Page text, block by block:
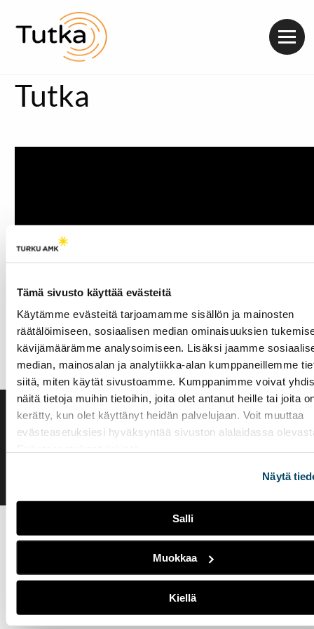
Tämä sivusto käyttää evästeitä
Käytämme evästeitä tarjoamamme sisällön ja mainosten
räätälöimiseen, sosiaalisen median ominaisuuksien
kävijämäärämme analysoimiseen. Lisäksi jaamme
median, mainosalan ja analytiikka-alan kumppaneillemme
siitä, miten käytät sivustoamme. Kumppanimme voivat
näitä tietoja muihin tietoihin, joita olet antanut heille tai joita
kerätty, kun olet käyttänyt heidän palvelujaan. Voit muuttaa
evästeasetuksiesi hyväksyntää sivuston alalaidassa
Näytä
Salli
Muokkaa
Kiellä
Tutka
Saavutettavuusseloste
Evästeasetukset